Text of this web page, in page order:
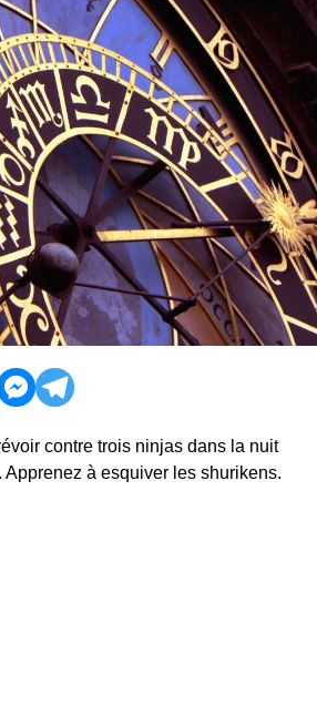
contre trois ninjas dans la nuit
Apprenez à esquiver les shurikens.